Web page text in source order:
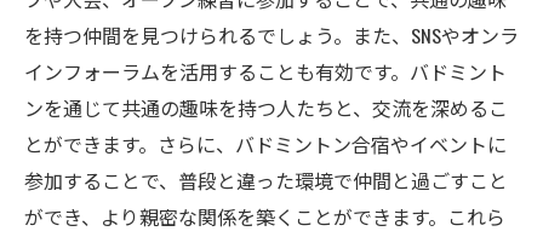
を持つ仲間を見つけられるでしょう。また、SNSやオンラ
インフォーラムを活用することも有効です。バドミント
ンを通じて共通の趣味を持つ人たちと、交流を深めるこ
とができます。さらに、バドミントン合宿やイベントに
参加することで、普段と違った環境で仲間と過ごすこと
ができ、より親密な関係を築くことができます。これら